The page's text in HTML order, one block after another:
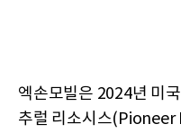
엑손모빌은 2024년 미
추럴 리소시스